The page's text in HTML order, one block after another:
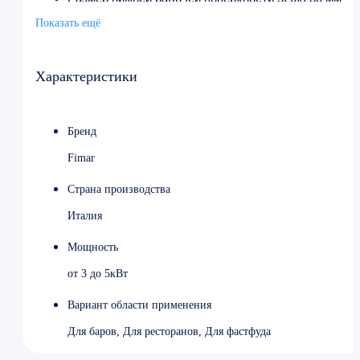
Напряжение 220 В, 380 В
Ширина 620 мм
Вес 33 кг
Показать ещё
Характеристики
Бренд
Fimar
Страна производства
Италия
Мощность
от 3 до 5кВт
Вариант области применения
Для баров, Для ресторанов, Для фастфуда